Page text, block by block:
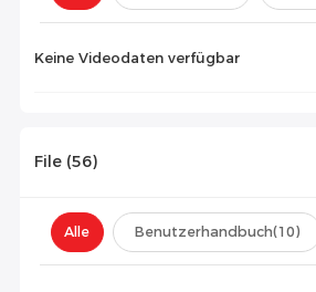
Keine Videodaten verfügbar
File (56)
Alle Benutzerhandbuch(10)